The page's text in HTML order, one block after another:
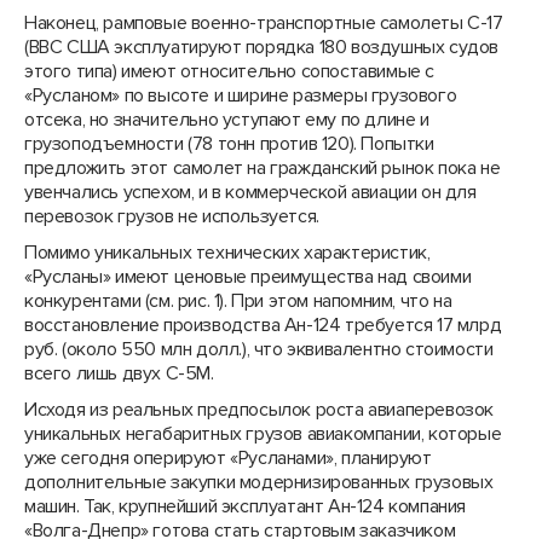
Наконец, рамповые военно-транспортные самолеты С-17
(ВВС США эксплуатируют порядка 180 воздушных судов
этого типа) имеют относительно сопоставимые с
«Русланом» по высоте и ширине размеры грузового
отсека, но значительно уступают ему по длине и
грузоподъемности (78 тонн против 120). Попытки
предложить этот самолет на гражданский рынок пока не
увенчались успехом, и в коммерческой авиации он для
перевозок грузов не используется.
Помимо уникальных технических характеристик,
«Русланы» имеют ценовые преимущества над своими
конкурентами (см. рис. 1). При этом напомним, что на
восстановление производства Ан-124 требуется 17 млрд
руб. (около 550 млн долл.), что эквивалентно стоимости
всего лишь двух С-5М.
Исходя из реальных предпосылок роста авиаперевозок
уникальных негабаритных грузов авиакомпании, которые
уже сегодня оперируют «Русланами», планируют
дополнительные закупки модернизированных грузовых
машин. Так, крупнейший эксплуатант Ан-124 компания
«Волга-Днепр» готова стать стартовым заказчиком